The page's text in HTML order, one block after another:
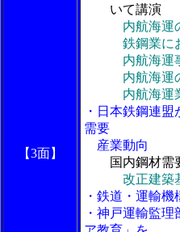
【3面】
いて講演
内航海運
鉄鋼業にお
内航海運事
内航海運の
内航海運業
・日本鉄鋼連
需要
産業動向
国内鋼材需
改正建築
・鉄道・運輸
・神戸運輸監